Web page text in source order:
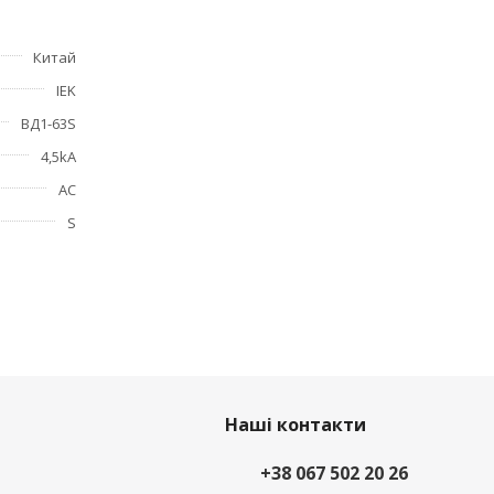
Китай
IEK
ВД1-63S
4,5kA
АС
S
Наші контакти
+38 067 502 20 26